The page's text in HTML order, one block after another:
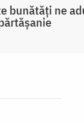
bunătăți ne